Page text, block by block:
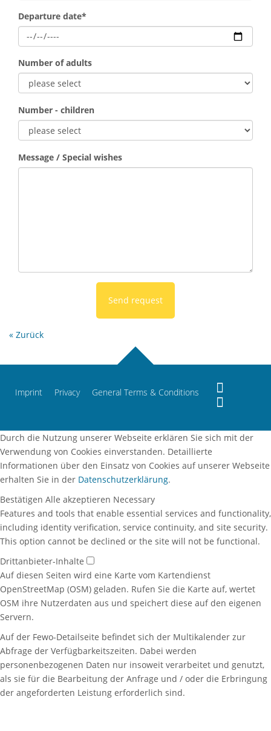
Mandatory
field
Departure date*
Number of adults
Number - children
Message / Special wishes
Send request
« Zurück
General Terms & Conditions
Privacy
Imprint
Durch die Nutzung unserer Webseite erklären Sie sich mit der
Verwendung von Cookies einverstanden. Detaillierte
Informationen über den Einsatz von Cookies auf unserer Webseite
erhalten Sie in der Datenschutzerklärung.
Bestätigen Alle akzeptieren Necessary
Features and tools that enable essential services and functionality,
including identity verification, service continuity, and site security.
This option cannot be declined or the site will not be functional.
Drittanbieter-Inhalte
Auf diesen Seiten wird eine Karte vom Kartendienst
OpenStreetMap (OSM) geladen. Rufen Sie die Karte auf, wertet
OSM ihre Nutzerdaten aus und speichert diese auf den eigenen
Servern.
Auf der Fewo-Detailseite befindet sich der Multikalender zur
Abfrage der Verfügbarkeitszeiten. Dabei werden
personenbezogenen Daten nur insoweit verarbeitet und genutzt,
als sie für die Bearbeitung der Anfrage und / oder die Erbringung
der angeforderten Leistung erforderlich sind.